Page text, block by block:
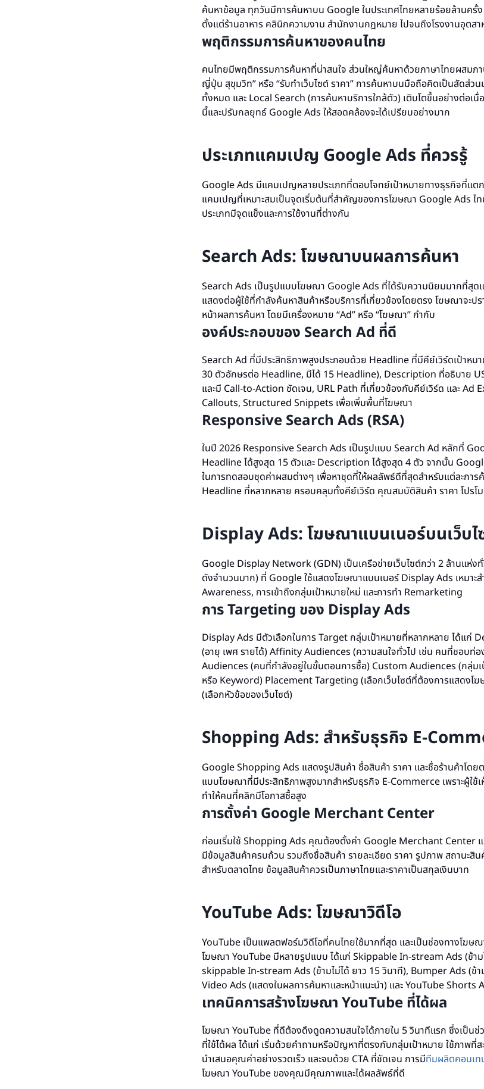
ค้นหาข้อมูล ทุกวันมีการค้นหาบน Google ในประเทศไทยหลายร้อยล้านค
ตั้งแต่ร้านอาหาร คลินิกความงาม สำนักงานกฎหมาย ไปจนถึงโรงงานอุตส
พฤติกรรมการค้นหาของคนไทย
คนไทยมีพฤติกรรมการค้นหาที่น่าสนใจ ส่วนใหญ่ค้นหาด้วยภาษาไทยผสมภา
ญี่ปุ่น สุขุมวิท” หรือ “รับทำเว็บไซต์ ราคา” การค้นหาบนมือถือคิดเป็นสัดส่ว
ทั้งหมด และ Local Search (การค้นหาบริการใกล้ตัว) เติบโตขึ้นอย่างต่อเนื่
นี้และปรับกลยุทธ์ Google Ads ให้สอดคล้องจะได้เปรียบอย่างมาก
ประเภทแคมเปญ Google Ads ที่ควรรู้
Google Ads มีแคมเปญหลายประเภทที่ตอบโจทย์เป้าหมายทางธุรกิจที่แต
แคมเปญที่เหมาะสมเป็นจุดเริ่มต้นที่สำคัญของการโฆษณา Google Ads ไท
ประเภทมีจุดแข็งและการใช้งานที่ต่างกัน
Search Ads: โฆษณาบนผลการค้นหา
Search Ads เป็นรูปแบบโฆษณา Google Ads ที่ได้รับความนิยมมากที่สุดแ
แสดงต่อผู้ใช้ที่กำลังค้นหาสินค้าหรือบริการที่เกี่ยวข้องโดยตรง โฆษณาจะป
หน้าผลการค้นหา โดยมีเครื่องหมาย “Ad” หรือ “โฆษณา” กำกับ
องค์ประกอบของ Search Ad ที่ดี
Search Ad ที่มีประสิทธิภาพสูงประกอบด้วย Headline ที่มีคีย์เวิร์ดเป้าหม
30 ตัวอักษรต่อ Headline, มีได้ 15 Headline), Description ที่อธิบาย
และมี Call-to-Action ชัดเจน, URL Path ที่เกี่ยวข้องกับคีย์เวิร์ด และ Ad
Callouts, Structured Snippets เพื่อเพิ่มพื้นที่โฆษณา
Responsive Search Ads (RSA)
ในปี 2026 Responsive Search Ads เป็นรูปแบบ Search Ad หลักที่
Headline ได้สูงสุด 15 ตัวและ Description ได้สูงสุด 4 ตัว จากนั้น
ในการทดสอบชุดค่าผสมต่างๆ เพื่อหาชุดที่ให้ผลลัพธ์ดีที่สุดสำหรับแต่ละการ
Headline ที่หลากหลาย ครอบคลุมทั้งคีย์เวิร์ด คุณสมบัติสินค้า ราคา โปรโม
Display Ads: โฆษณาแบนเนอร์บนเว็บไ
Google Display Network (GDN) เป็นเครือข่ายเว็บไซต์กว่า 2 ล้านแห่งทั่
ดังจำนวนมาก) ที่ Google ใช้แสดงโฆษณาแบนเนอร์ Display Ads เหมาะ
Awareness, การเข้าถึงกลุ่มเป้าหมายใหม่ และการทำ Remarketing
การ Targeting ของ Display Ads
Display Ads มีตัวเลือกในการ Target กลุ่มเป้าหมายที่หลากหลาย ได้แก่
(อายุ เพศ รายได้) Affinity Audiences (ความสนใจทั่วไป เช่น คนที่ชอบท่
Audiences (คนที่กำลังอยู่ในขั้นตอนการซื้อ) Custom Audiences (กลุ่มเ
หรือ Keyword) Placement Targeting (เลือกเว็บไซต์ที่ต้องการแสดงโ
(เลือกหัวข้อของเว็บไซต์)
Shopping Ads: สำหรับธุรกิจ E-
Google Shopping Ads แสดงรูปสินค้า ชื่อสินค้า ราคา และชื่อร้านค้าโดย
แบบโฆษณาที่มีประสิทธิภาพสูงมากสำหรับธุรกิจ E-Commerce เพราะผู้ใ
ทำให้คนที่คลิกมีโอกาสซื้อสูง
การตั้งค่า Google Merchant Center
ก่อนเริ่มใช้ Shopping Ads คุณต้องตั้งค่า Google Merchant Center
มีข้อมูลสินค้าครบถ้วน รวมถึงชื่อสินค้า รายละเอียด ราคา รูปภาพ สถานะสิ
สำหรับตลาดไทย ข้อมูลสินค้าควรเป็นภาษาไทยและราคาเป็นสกุลเงินบาท
YouTube Ads: โฆษณาวิดีโอ
YouTube เป็นแพลตฟอร์มวิดีโอที่คนไทยใช้มากที่สุด และเป็นช่องทางโฆ
โฆษณา YouTube มีหลายรูปแบบ ได้แก่ Skippable In-stream Ads (ข้า
skippable In-stream Ads (ข้ามไม่ได้ ยาว 15 วินาที), Bumper Ads (ข้า
Video Ads (แสดงในผลการค้นหาและหน้าแนะนำ) และ YouTube Shorts
เทคนิคการสร้างโฆษณา YouTube ที่ได้ผล
โฆษณา YouTube ที่ดีต้องดึงดูดความสนใจได้ภายใน 5 วินาทีแรก ซึ่งเป็น
ที่ใช้ได้ผล ได้แก่ เริ่มด้วยคำถามหรือปัญหาที่ตรงกับกลุ่มเป้าหมาย ใช้ภาพที่
นำเสนอคุณค่าอย่างรวดเร็ว และจบด้วย CTA ที่ชัดเจน การมีทีมผลิตคอนเท
โฆษณา YouTube ของคุณมีคุณภาพและได้ผลลัพธ์ที่ดี